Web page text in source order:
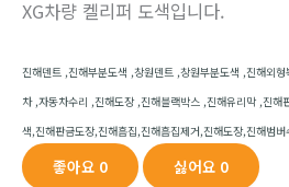
XG차량 켈리퍼 도색입니다.
진해덴트 ,진해부분도색 ,창원덴트 ,창원부분도색 ,진해외
차 ,자동차수리 ,진해도장 ,진해블랙박스 ,진해유리막 ,진해
색,진해판금도장,진해흠집,진해흠집제거,진해도장,진해범
좋아요 0 싫어요 0